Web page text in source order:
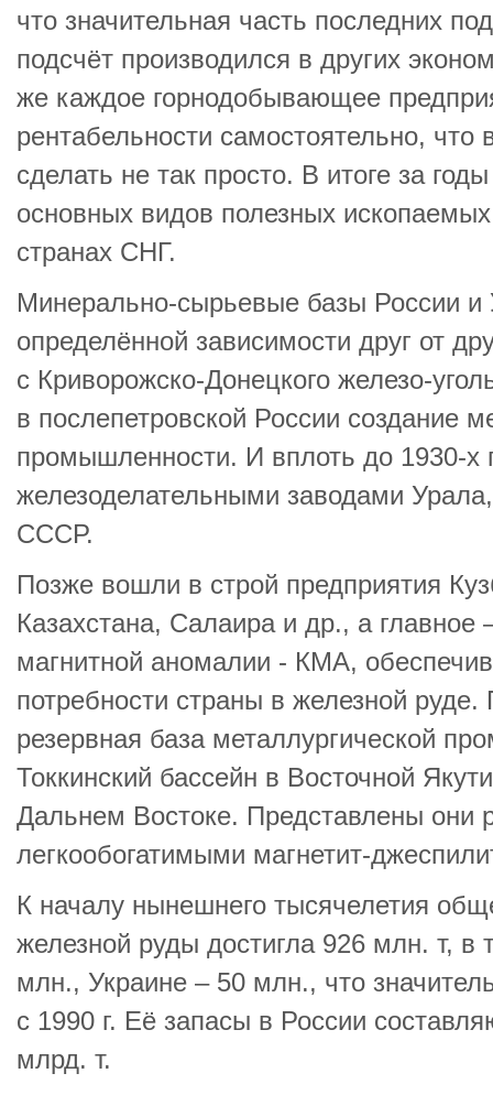
что значительная часть последних
подсчёт производился в других
же каждое горнодобывающее
рентабельности самостоятельно, что
сделать не так просто. В итоге за
основных видов полезных
странах СНГ.
Минерально-сырьевые базы России и
определённой зависимости друг от
с Криворожско-Донецкого железо-
в послепетровской России создание
промышленности. И вплоть до 1930-х
железоделательными заводами
СССР.
Позже вошли в строй предприятия
Казахстана, Салаира и др., а главное
магнитной аномалии - КМА,
потребности страны в железной
резервная база металлургической
Токкинский бассейн в Восточной
Дальнем Востоке. Представлены они
легкообогатимыми магнетит-
К началу нынешнего тысячелетия
железной руды достигла 926 млн. т, в
млн., Украине – 50 млн., что
с 1990 г. Её запасы в России
млрд. т.